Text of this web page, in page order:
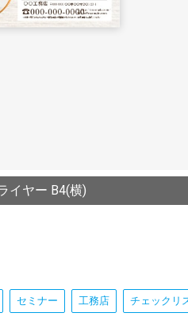
イヤー B4(横)
セミナー 工務店 チェックリ